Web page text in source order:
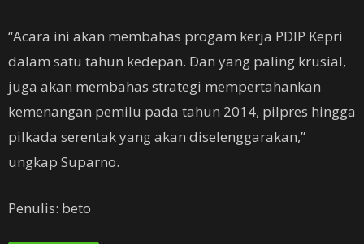
“Acara ini akan membahas progam kerja PDIP Kepri
dalam satu tahun kedepan. Dan yang paling krusial,
juga akan membahas strategi mempertahankan
kemenangan pemilu pada tahun 2014, pilpres hingga
pilkada serentak yang akan diselenggarakan,”
ungkap Suparno.
Penulis: beto